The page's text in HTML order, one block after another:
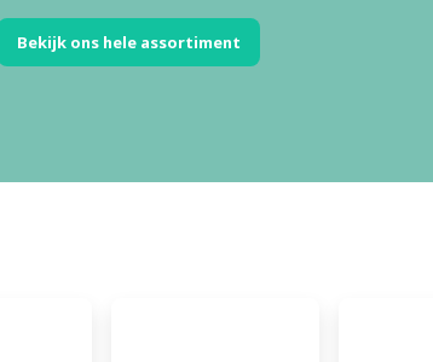
Bekijk ons hele assortiment